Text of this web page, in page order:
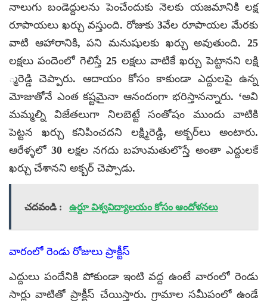
నాలుగు బండెద్దులను పెంచేందుకు నెలకు యజమానికి లక్ష
రూపాయలు ఖర్చు వస్తుంది. రోజుకు 3వేల రూపాయల మేరకు
వాటి ఆహారానికి, పని మనుషులకు ఖర్చు అవుతుంది. 25
లక్షలు పందెంలో గెలిస్తే 25 లక్షలు వాటికే ఖర్చు పెట్టానని లక్షి
్మరెడ్డి చెప్పారు. ఆదాయం కోసం కాకుండా ఎద్దులపై ఉన్న
మోజుతోనే ఎంత కష్టమైనా ఆనందంగా భరిస్తానన్నారు. ‘అవి
మమ్మల్ని విజేతలుగా నిలబెట్టే సంతోషం ముందు వాటికి
పెట్టన ఖర్చు కనిపించదని లక్ష్మిరెడ్డి, అక్బర్‌లు అంటారు.
ఆరేళ్ళలో 30 లక్షల నగదు బహుమతులొస్తే అంతా ఎద్దులకే
ఖర్చు చేశానని అక్బర్ చెప్పాడు.
చదవండి : ఉర్దూ విశ్వవిద్యాలయం కోసం ఆందోళనలు
వారంలో రెండు రోజులు ప్రాక్టీస్
ఎద్దులు పందేనికి పోకుండా ఇంటి వద్ద ఉంటే వారంలో రెండు
సార్లు వాటితో ప్రాక్టీస్ చేయిస్తారు. గ్రామాల సమీపంలో ఉండే